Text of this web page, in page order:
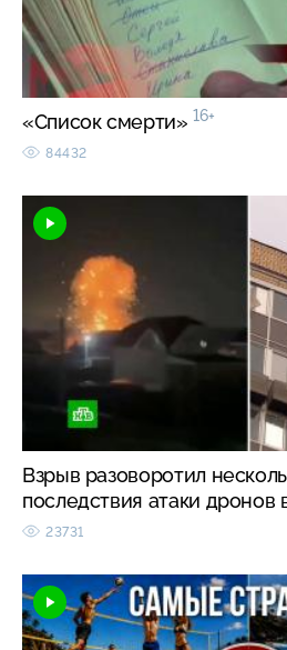
«Список смерти» 16+
84432
Взрыв разоворотил
последствия атаки дронов
23731